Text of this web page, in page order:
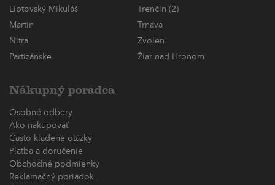
Liptovský Mikuláš
Trenčín (2)
Martin
Trnava
Nitra
Zvolen
Partizánske
Žiar nad Hronom
Nákupný poradca
Osobné odbery
Ako nakupovať
Často kladené otázky
Platba a doručenie
Obchodné podmienky
Reklamačný poriadok